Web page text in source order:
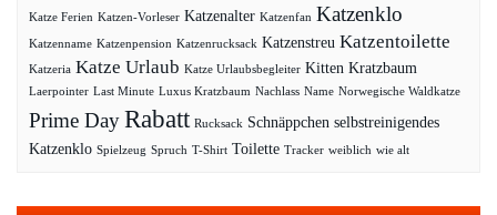
Katze Ferien Katzen-Vorleser Katzenalter Katzenfan Katzenklo
Katzenname Katzenpension Katzenrucksack Katzenstreu Katzentoilette
Katzeria Katze Urlaub Katze Urlaubsbegleiter Kitten Kratzbaum
Laerpointer Last Minute Luxus Kratzbaum Nachlass Name Norwegische Waldkatze
Prime DayRabatt Rucksack Schnäppchen selbstreinigendes
Katzenklo Spielzeug Spruch T-Shirt Toilette Tracker weiblich wie alt